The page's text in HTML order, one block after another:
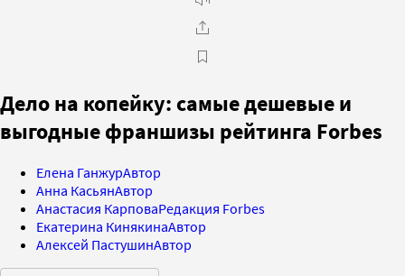
Дело на копейку: самые дешевые и
выгодные франшизы рейтинга Forbes
Елена ГанжурАвтор
Анна КасьянАвтор
Анастасия КарповаРедакция Forbes
Екатерина КинякинаАвтор
Алексей ПастушинАвтор